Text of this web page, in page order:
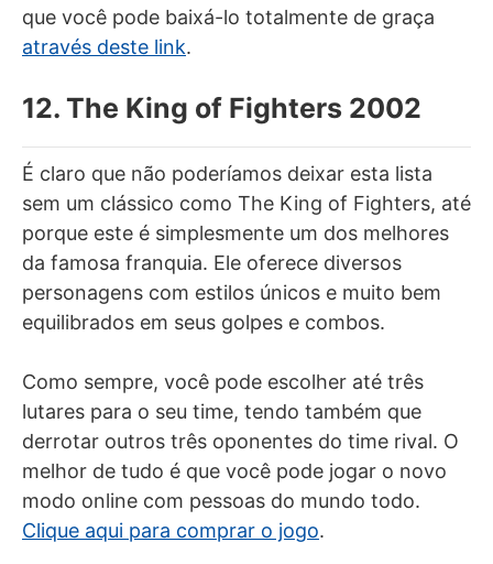
que você pode baixá-lo totalmente de graça
através deste link.
12. The King of Fighters 2002
É claro que não poderíamos deixar esta lista
sem um clássico como The King of Fighters, até
porque este é simplesmente um dos melhores
da famosa franquia. Ele oferece diversos
personagens com estilos únicos e muito bem
equilibrados em seus golpes e combos.
Como sempre, você pode escolher até três
lutares para o seu time, tendo também que
derrotar outros três oponentes do time rival. O
melhor de tudo é que você pode jogar o novo
modo online com pessoas do mundo todo.
Clique aqui para comprar o jogo.